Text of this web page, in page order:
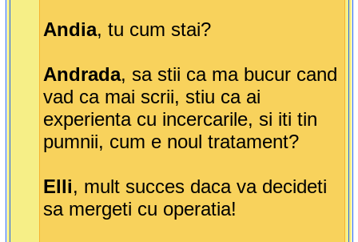
Andia, tu cum stai?
Andrada, sa stii ca ma bucur cand
vad ca mai scrii, stiu ca ai
experienta cu incercarile, si iti tin
pumnii, cum e noul tratament?
Elli, mult succes daca va decideti
sa mergeti cu operatia!